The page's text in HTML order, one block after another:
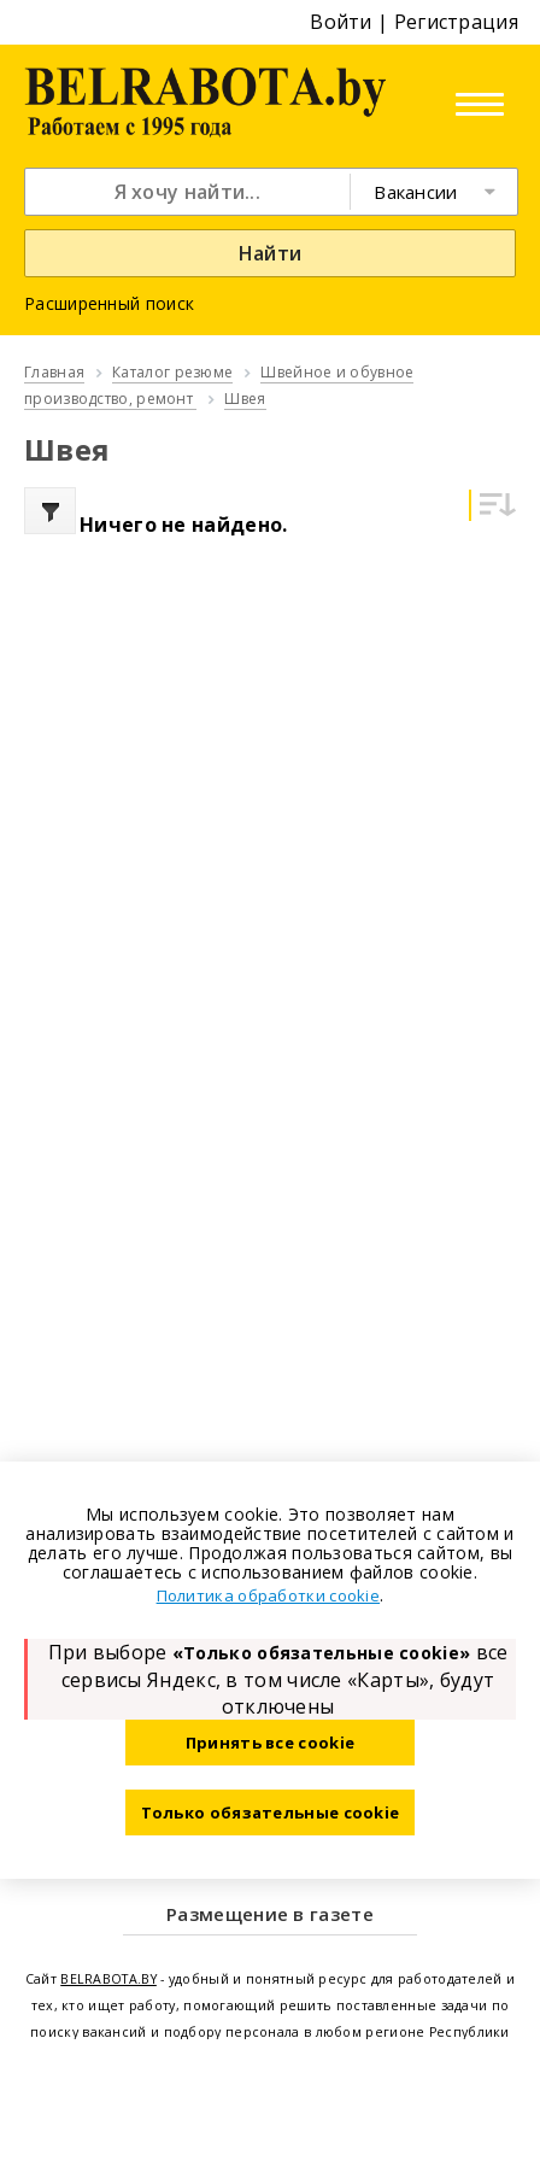
Войти | Регистрация
Вакансии
Найти
Расширенный поиск
Главная Каталог резюме
Швейное и обувное
производство, ремонт
Швея
Швея
Ничего не найдено.
Размещение в газете
Сайт BELRABOTA.BY- удобный и понятный ресурс для работодателей и
тех, кто ищет работу, помогающий решить поставленные задачи по
поиску вакансий и подбору персонала в любом регионе Республики
Мы используем cookie. Это позволяет нам
анализировать взаимодействие посетителей с сайтом и
делать его лучше. Продолжая пользоваться сайтом, вы
соглашаетесь с использованием файлов cookie.
Политика обработки cookie.
При выборе «Только обязательные cookie» все
сервисы Яндекс, в том числе «Карты», будут
отключены
Принять все cookie
Только обязательные cookie